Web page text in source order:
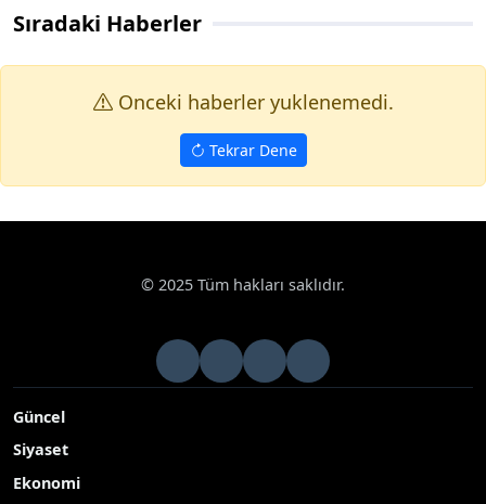
Sıradaki Haberler
Onceki haberler yuklenemedi.
Tekrar Dene
© 2025 Tüm hakları saklıdır.
Güncel
Siyaset
Ekonomi